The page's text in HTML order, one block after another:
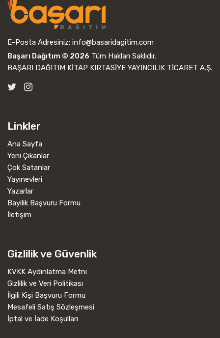
E-Posta Adresiniz: info@basaridagitim.com
Başarı Dağıtım © 2026 Tüm Hakları Saklıdır.
BAŞARI DAĞITIM KİTAP KIRTASİYE YAYINCILIK TİCARET A.Ş.
Linkler
Ana Sayfa
Yeni Çıkanlar
Çok Satanlar
Yayınevleri
Yazarlar
Bayilik Başvuru Formu
İletişim
Gizlilik ve Güvenlik
KVKK Aydınlatma Metni
Gizlilik ve Veri Politikası
İlgili Kişi Başvuru Formu
Mesafeli Satış Sözleşmesi
İptal ve İade Koşulları